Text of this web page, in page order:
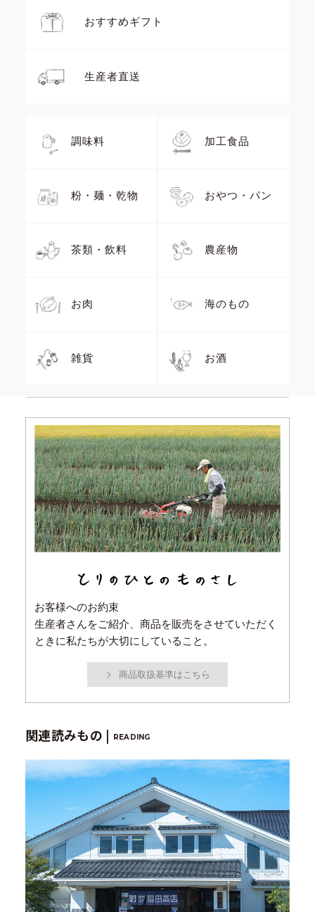
おすすめギフト
生産者直送
調味料 加工食品
粉・麺・乾物 おやつ・パン
茶類・飲料 農産物
お肉 海のもの
雑貨 お酒
お客様へのお約束
生産者さんをご紹介、商品を販売をさせていただく
ときに私たちが大切にしていること。
商品取扱基準はこちら
関連読みもの | READING